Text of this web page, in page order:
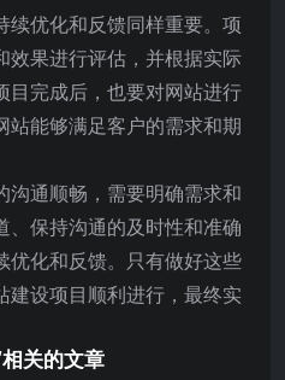
续优化和反馈同样重要。项
效果进行评估，并根据实际
目完成后，也要对网站进行
站能够满足客户的需求和期
沟通顺畅，需要明确需求和
、保持沟通的及时性和准确
优化和反馈。只有做好这些
建设项目顺利进行，最终实
关的文章